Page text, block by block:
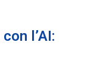
l’AI: